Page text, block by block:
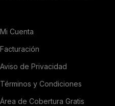
Mi Cuenta
Facturación
Aviso de Privacidad
Términos y Condiciones
Área de Cobertura Gratis